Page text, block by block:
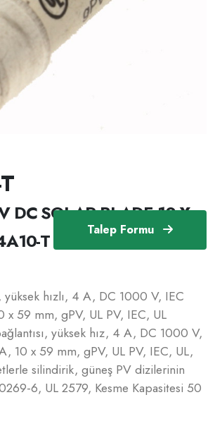
Talep Formu
DC SOLAR BLADE 10 X
T
yüksek hızlı, 4 A, DC 1000 V, IEC
59 mm, gPV, UL PV, IEC, UL
yüksek hız, 4 A, DC 1000 V,
10 x 59 mm, gPV, UL PV, IEC, UL,
silindirik, güneş PV dizilerinin
6, UL 2579, Kesme Kapasitesi 50